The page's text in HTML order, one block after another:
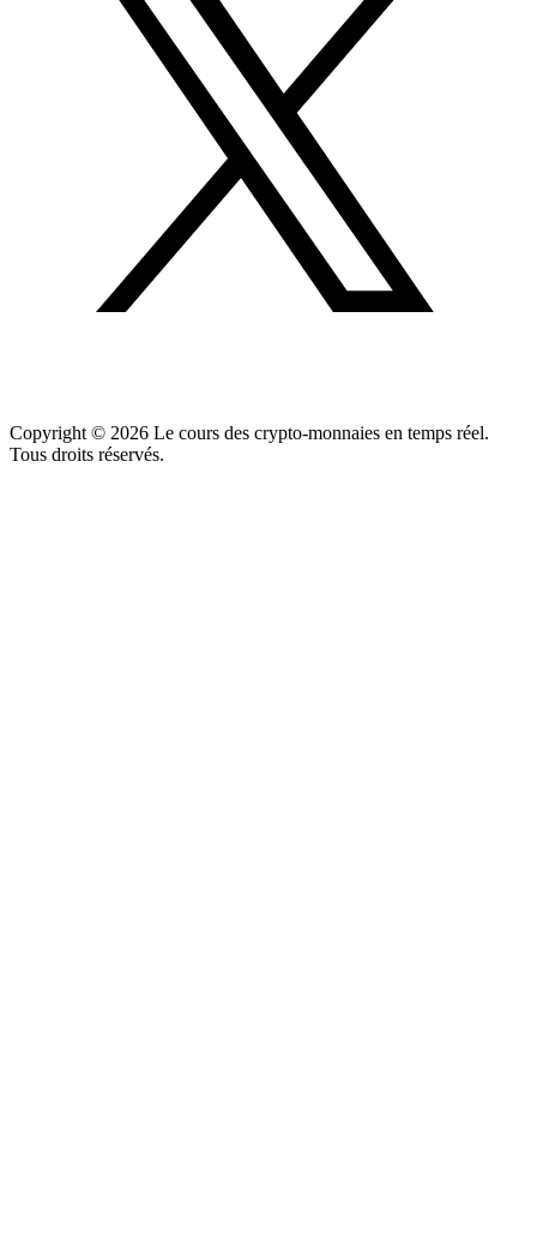
Copyright © 2026 Le cours des crypto-monnaies en temps réel.
Tous droits réservés.